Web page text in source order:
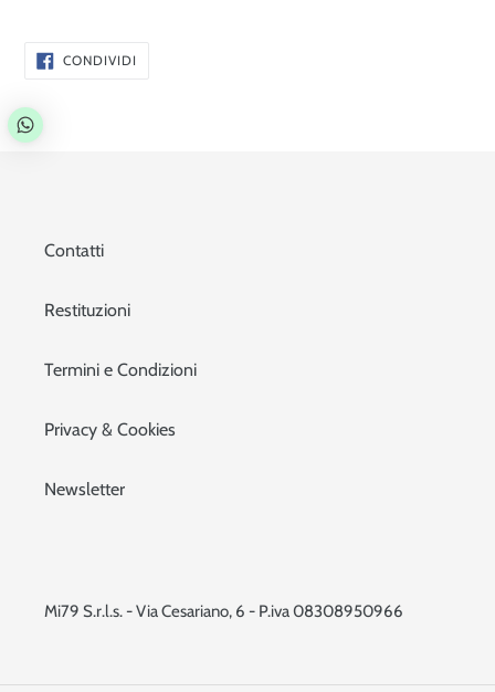
CONDIVIDI
Contatti
Restituzioni
Termini e Condizioni
Privacy & Cookies
Newsletter
Mi79 S.r.l.s. - Via Cesariano, 6 - P.iva 08308950966